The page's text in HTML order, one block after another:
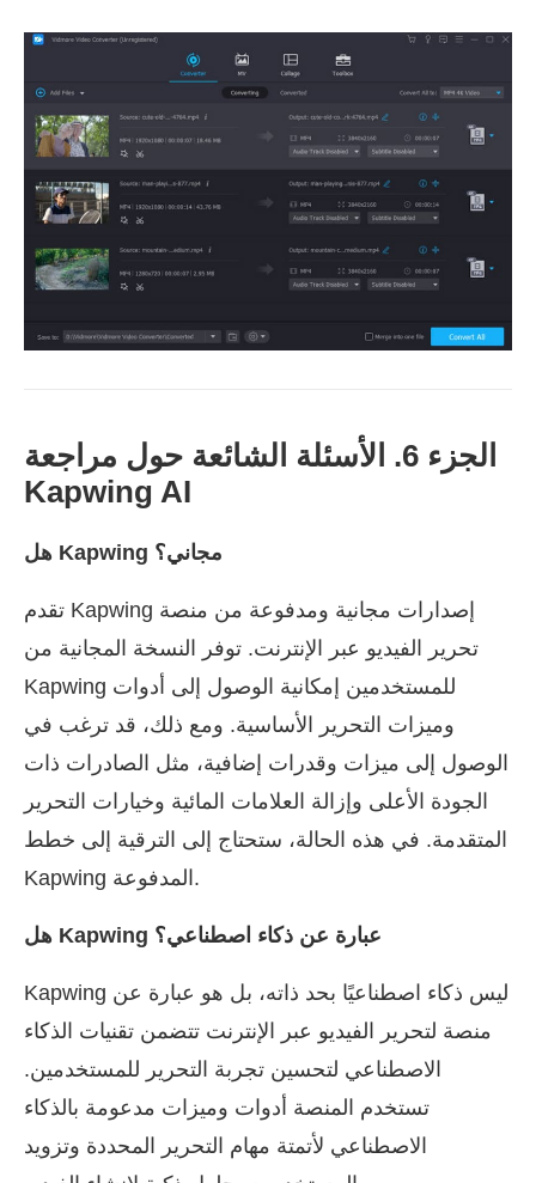
الجزء 6. الأسئلة الشائعة حول مراجعة
Kapwing AI
هل Kapwing مجاني؟
تقدم Kapwing إصدارات مجانية ومدفوعة من منصة
تحرير الفيديو عبر الإنترنت. توفر النسخة المجانية من
Kapwing للمستخدمين إمكانية الوصول إلى أدوات
وميزات التحرير الأساسية. ومع ذلك، قد ترغب في
الوصول إلى ميزات وقدرات إضافية، مثل الصادرات ذات
الجودة الأعلى وإزالة العلامات المائية وخيارات التحرير
المتقدمة. في هذه الحالة، ستحتاج إلى الترقية إلى خطط
Kapwing المدفوعة.
هل Kapwing عبارة عن ذكاء اصطناعي؟
Kapwing ليس ذكاء اصطناعيًا بحد ذاته، بل هو عبارة عن
منصة لتحرير الفيديو عبر الإنترنت تتضمن تقنيات الذكاء
الاصطناعي لتحسين تجربة التحرير للمستخدمين.
تستخدم المنصة أدوات وميزات مدعومة بالذكاء
الاصطناعي لأتمتة مهام التحرير المحددة وتزويد